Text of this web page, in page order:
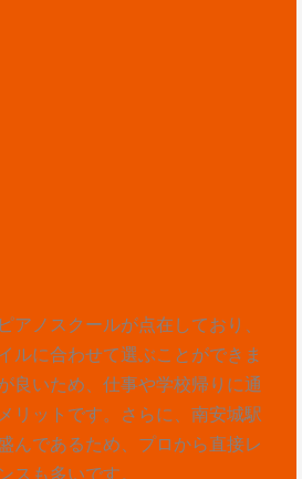
アノスクールが点在しており、
ルに合わせて選ぶことができま
良いため、仕事や学校帰りに通
リットです。さらに、南安城駅
んであるため、プロから直接レ
スも多いです。